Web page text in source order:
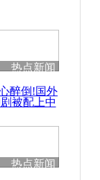
山节
热点新闻
醉倒!国外
被配上中
热点新闻